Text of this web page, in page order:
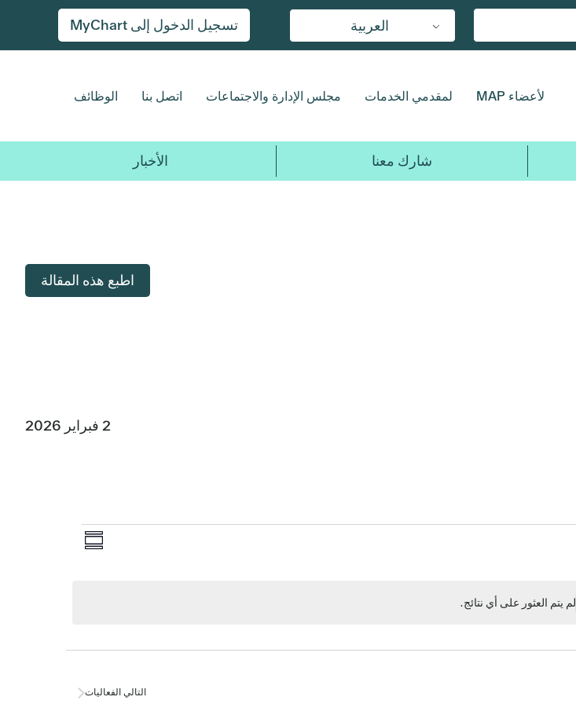
العربية تسجيل الدخول إلى MyChart
لأعضاء MAP لمقدمي الخدمات مجلس الإدارة والاجتماعات اتصل بنا الوظائف
شارك معنا الأخبار
اطبع هذه المقالة
2 فبراير 2026
إشعار
لم يتم العثور على أي نتائج.
التنقل
الحدث
الملخص
التاليالفعاليات